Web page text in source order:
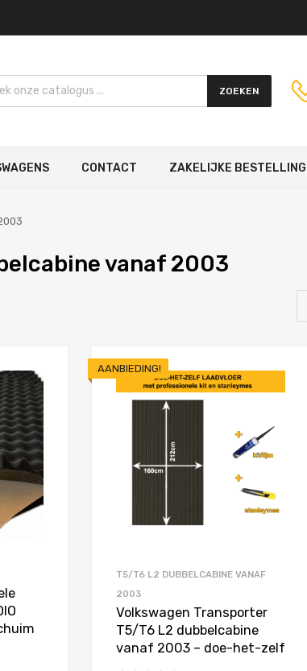
ZOEKEN
CONTACT ZAKELIJKE
vanaf 2003
Toevoegen aan Favorieten
Product Vergelijken
AANBIEDING!
T5/T6 L2 DUBBELCABINE VANAF
2003
Volkswagen Transporter
T5/T6 L2 dubbelcabine
vanaf 2003 – doe-het-zelf